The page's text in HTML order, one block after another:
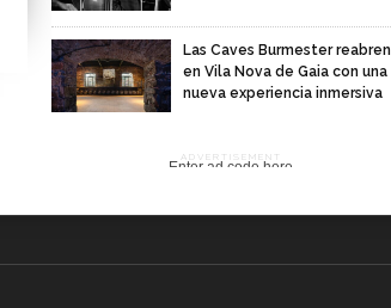
Las Caves Burmester reabren
en Vila Nova de Gaia con una
nueva experiencia inmersiva
ADVERTISEMENT
Enter ad code here